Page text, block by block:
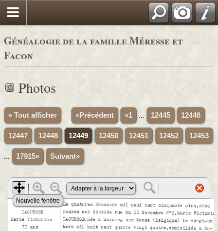
Généalogie de la famille Méresse et
Facon
Photos
» Tout afficher «Précédent «1 12445 12446
12447 12448 12449 12450 12451 12452 12453
17915» Suivant»